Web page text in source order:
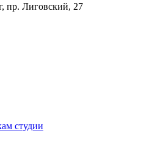
пр. Лиговский, 27
студии